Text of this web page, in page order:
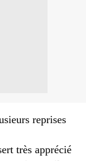
reprises
très apprécié